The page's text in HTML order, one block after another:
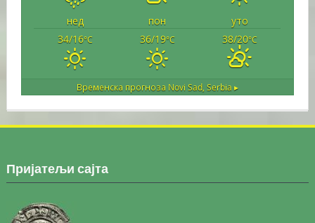
нед пон
уто
34/16°C 36/19°C 38/20°C
Временска прогноза Novi Sad, Serbia ▸
Пријатељи сајта